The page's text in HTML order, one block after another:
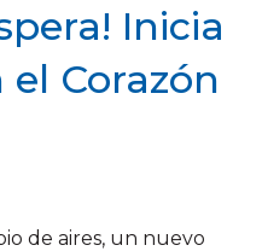
Inicia
Corazón
de aires, un nuevo